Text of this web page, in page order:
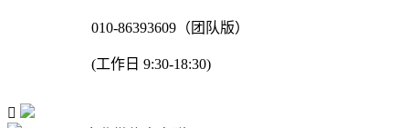
010-86393609（团队版）
(工作日 9:30-18:30)
